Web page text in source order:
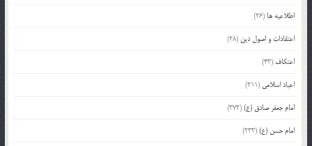
اطلاعیه ها (26)
اعتقادات و اصول دین (28)
اعتکاف (43)
اعیاد اسلامی (211)
امام جعفر صادق (ع)(372)
امام حسن (ع)(233)